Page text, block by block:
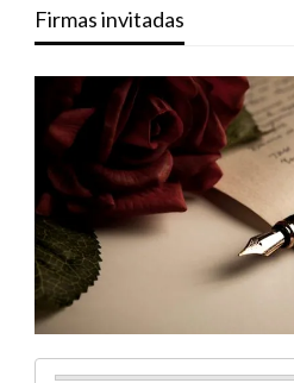
Firmas invitadas